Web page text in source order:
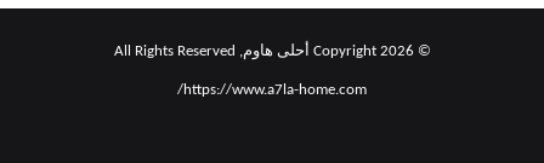
© Copyright 2026 أحلى هاوم, All Rights Reserved
https://www.a7la-home.com/